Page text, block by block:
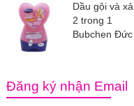
Dầu gội và xả
2 trong 1
Bubchen Đức
Đăng ký nhận Email